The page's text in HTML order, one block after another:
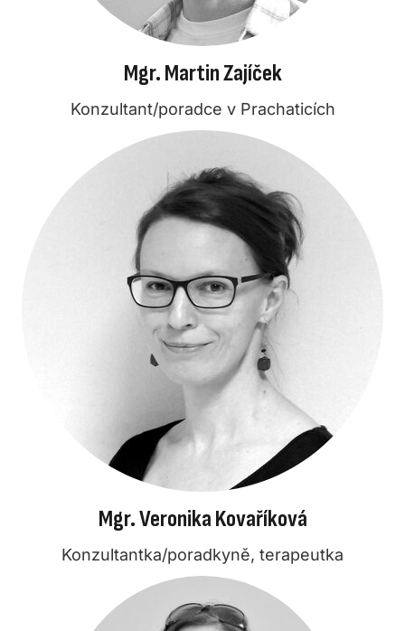
Mgr. Martin Zajíček
Konzultant/poradce v Prachaticích
Mgr. Veronika Kovaříková
Konzultantka/poradkyně, terapeutka